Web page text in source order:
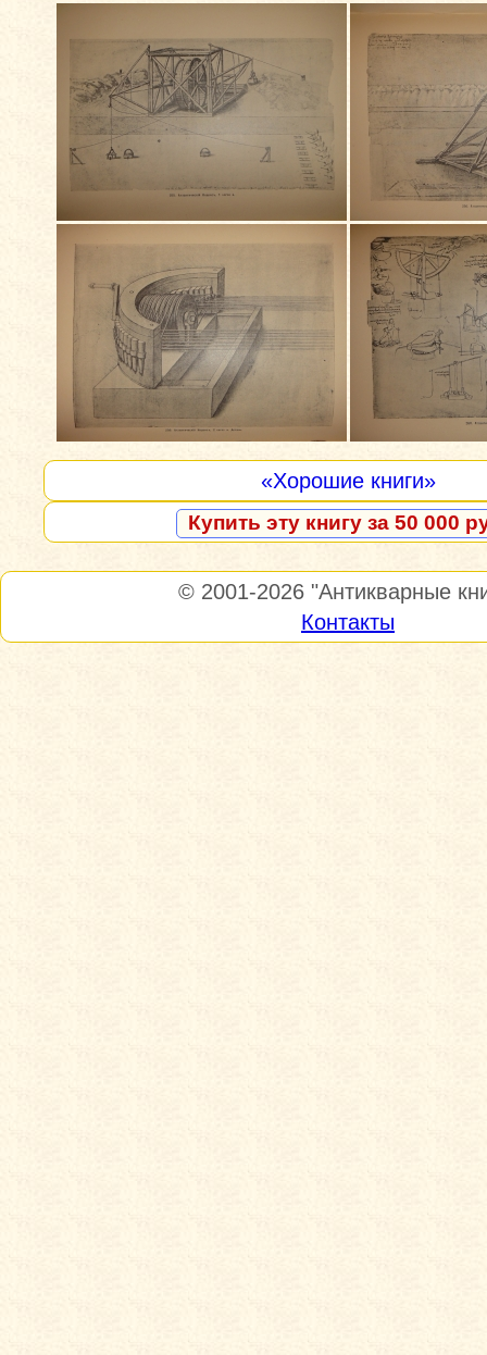
«Хорошие книги»
Купить эту книгу за 50 000
© 2001-2026 "Антикварные
Контакты